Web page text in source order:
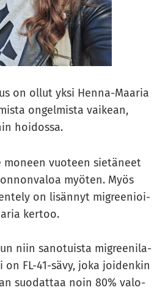
on ollut yksi Henna-​Maaria
on­gel­mis­ta vai­kean,
hoi­dos­sa.
mo­neen vuo­teen sie­tä­neet
myö­ten. Myös
on li­sän­nyt migree­nioi­
ker­too.
niin sa­no­tuis­ta migree­ni­la­
on FL-41-sävy, joka joi­den­kin
suo­dat­taa noin 80% va­lo­